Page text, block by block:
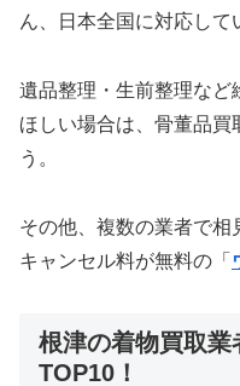
ん、日本全国に対応して
遺品整理・生前整理など
ほしい場合は、骨董品買
う。
その他、複数の業者で
キャンセル料が無料の「
根津の着物買取
TOP10！